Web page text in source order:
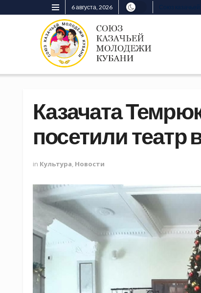
6 августа, 2026
Казачата
посетили театр
in Культура Новости